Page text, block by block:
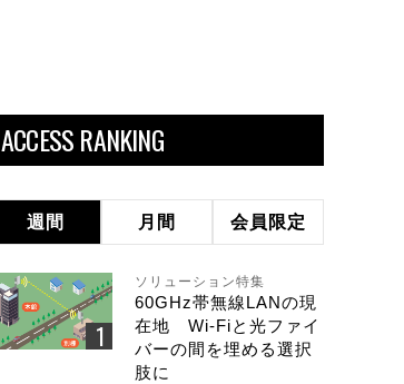
ACCESS RANKING
週間 月間 会員限定
ソリューション特集
60GHz帯無線LANの現
在地 Wi-Fiと光ファイ
バーの間を埋める選択
肢に